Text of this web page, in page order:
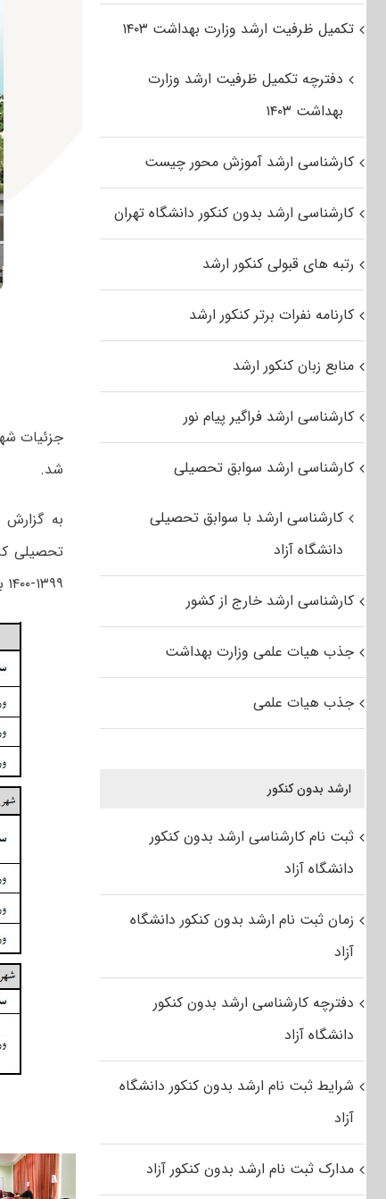
شد.
به گزارش
۱۳۹۹-۱۴۰۰ به شرح زیر است:
تکمیل ظرفیت ارشد وزارت بهداشت ۱۴۰۳
دفترچه تکمیل ظرفیت ارشد وزارت
بهداشت ۱۴۰۳
کارشناسی ارشد آموزش محور چیست
کارشناسی ارشد بدون کنکور دانشگاه تهران
رتبه های قبولی کنکور ارشد
کارنامه نفرات برتر کنکور ارشد
منابع زبان کنکور ارشد
کارشناسی ارشد فراگیر پیام نور
کارشناسی ارشد سوابق تحصیلی
کارشناسی ارشد با سوابق تحصیلی
دانشگاه آزاد
کارشناسی ارشد خارج از کشور
جذب هیات علمی وزارت بهداشت
جذب هیات علمی
ارشد بدون کنکور
ثبت نام کارشناسی ارشد بدون کنکور
دانشگاه آزاد
زمان ثبت نام ارشد بدون کنکور دانشگاه
آزاد
دفترچه کارشناسی ارشد بدون کنکور
دانشگاه آزاد
شرایط ثبت نام ارشد بدون کنکور دانشگاه
آزاد
مدارک ثبت نام ارشد بدون کنکور آزاد